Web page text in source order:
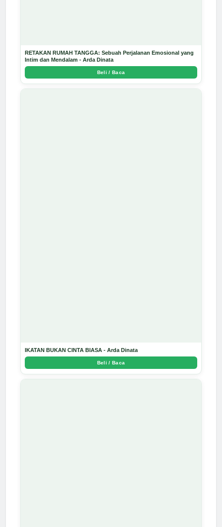
RETAKAN RUMAH TANGGA: Sebuah Perjalanan Emosional yang
Intim dan Mendalam - Arda Dinata
Beli / Baca
IKATAN BUKAN CINTA BIASA - Arda Dinata
Beli / Baca